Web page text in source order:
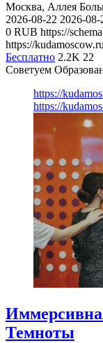
Москва, Аллея
2026-08-22 2026-08-
0 RUB https://
https://
Бесплатно 2.2K 22
Советуем
https://
https://
Темноты